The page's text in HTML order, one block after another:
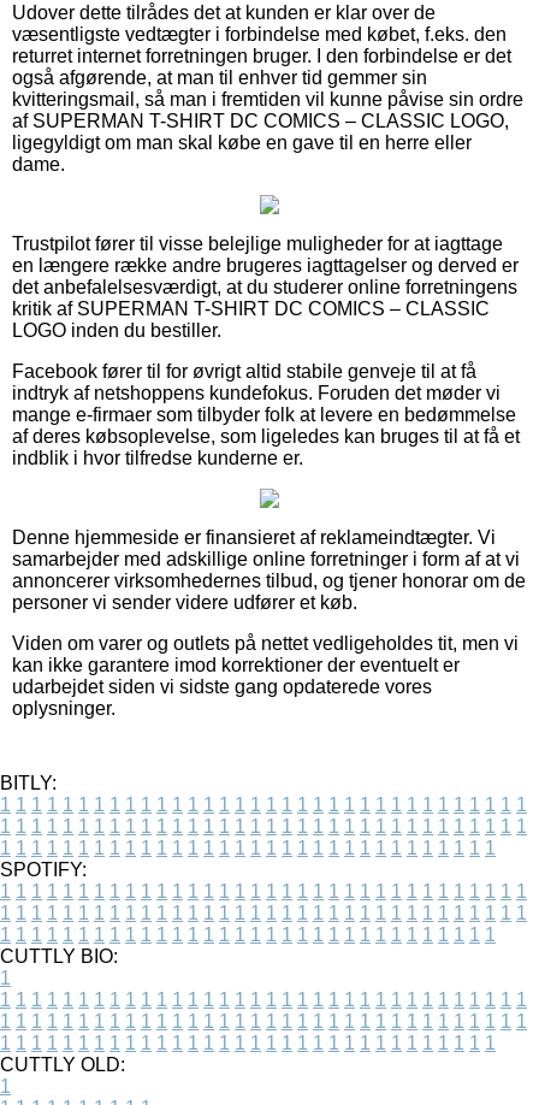
Udover dette tilrådes det at kunden er klar over de
væsentligste vedtægter i forbindelse med købet, f.eks. den
returret internet forretningen bruger. I den forbindelse er det
også afgørende, at man til enhver tid gemmer sin
kvitteringsmail, så man i fremtiden vil kunne påvise sin ordre
af SUPERMAN T-SHIRT DC COMICS – CLASSIC LOGO,
ligegyldigt om man skal købe en gave til en herre eller
dame.
Trustpilot fører til visse belejlige muligheder for at iagttage
en længere række andre brugeres iagttagelser og derved er
det anbefalelsesværdigt, at du studerer online forretningens
kritik af SUPERMAN T-SHIRT DC COMICS – CLASSIC
LOGO inden du bestiller.
Facebook fører til for øvrigt altid stabile genveje til at få
indtryk af netshoppens kundefokus. Foruden det møder vi
mange e-firmaer som tilbyder folk at levere en bedømmelse
af deres købsoplevelse, som ligeledes kan bruges til at få et
indblik i hvor tilfredse kunderne er.
Denne hjemmeside er finansieret af reklameindtægter. Vi
samarbejder med adskillige online forretninger i form af at vi
annoncerer virksomhedernes tilbud, og tjener honorar om de
personer vi sender videre udfører et køb.
Viden om varer og outlets på nettet vedligeholdes tit, men vi
kan ikke garantere imod korrektioner der eventuelt er
udarbejdet siden vi sidste gang opdaterede vores
oplysninger.
BITLY:
1 1 1 1 1 1 1 1 1 1 1 1 1 1 1 1 1 1 1 1 1 1 1 1 1 1 1 1 1 1 1 1 1 1
1 1 1 1 1 1 1 1 1 1 1 1 1 1 1 1 1 1 1 1 1 1 1 1 1 1 1 1 1 1 1 1 1 1
1 1 1 1 1 1 1 1 1 1 1 1 1 1 1 1 1 1 1 1 1 1 1 1 1 1 1 1 1 1 1 1
SPOTIFY:
1 1 1 1 1 1 1 1 1 1 1 1 1 1 1 1 1 1 1 1 1 1 1 1 1 1 1 1 1 1 1 1 1 1
1 1 1 1 1 1 1 1 1 1 1 1 1 1 1 1 1 1 1 1 1 1 1 1 1 1 1 1 1 1 1 1 1 1
1 1 1 1 1 1 1 1 1 1 1 1 1 1 1 1 1 1 1 1 1 1 1 1 1 1 1 1 1 1 1 1
CUTTLY BIO:
1
1 1 1 1 1 1 1 1 1 1 1 1 1 1 1 1 1 1 1 1 1 1 1 1 1 1 1 1 1 1 1 1 1 1
1 1 1 1 1 1 1 1 1 1 1 1 1 1 1 1 1 1 1 1 1 1 1 1 1 1 1 1 1 1 1 1 1 1
1 1 1 1 1 1 1 1 1 1 1 1 1 1 1 1 1 1 1 1 1 1 1 1 1 1 1 1 1 1 1 1
CUTTLY OLD:
1